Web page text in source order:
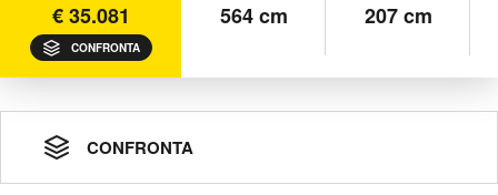
€ 35.081
CONFRONTA
564 cm 207 cm
CONFRONTA